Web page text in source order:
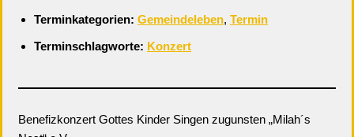
Terminkategorien: Gemeindeleben, Termin
Terminschlagworte: Konzert
Benefizkonzert Gottes Kinder Singen zugunsten „Milah´s